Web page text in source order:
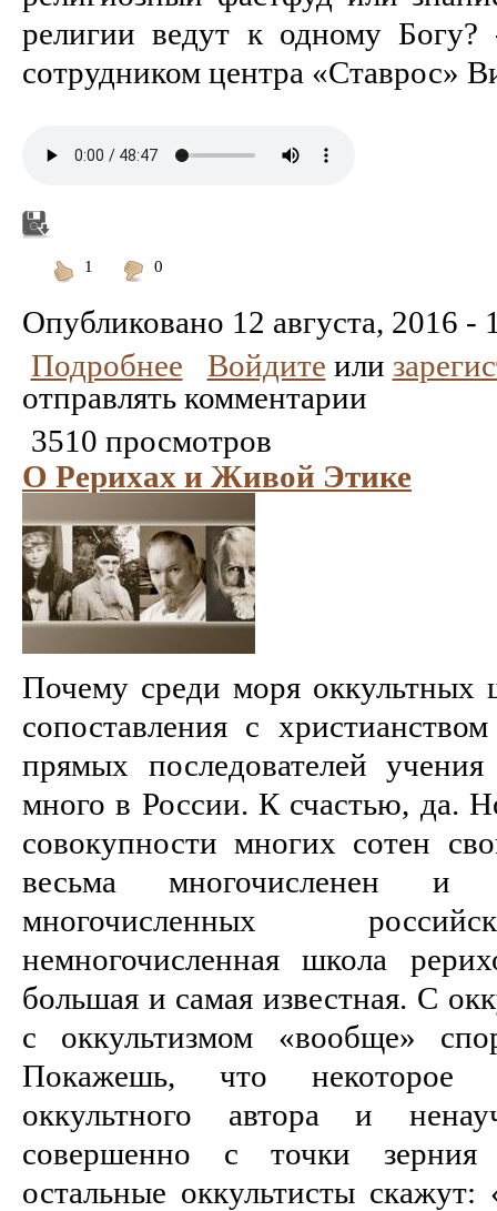
религии ведут к одному Богу?
сотрудником центра «Ставрос»
1
0
Опубликовано 12 августа, 2016 -
Подробнее
Войдите или
отправлять комментарии
3510 просмотров
О Рерихах и Живой Этике
Почему среди моря оккультных
сопоставления с
прямых последователей
много в России. К счастью, да.
совокупности многих сотен
весьма многочисленен
многочисленных
немногочисленная школа
большая и самая известная. С
с оккультизмом «вообще»
Покажешь, что некоторое
оккультного автора и
совершенно с точки
остальные оккультисты